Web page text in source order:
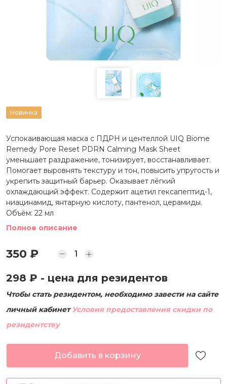
Новинка
Успокаивающая маска с ПДРН и центеллой UIQ Biome
Remedy Pore Reset PDRN Calming Mask Sheet
уменьшает раздражение, тонизирует, восстанавливает.
Помогает выровнять текстуру и тон, повысить упругость и
укрепить защитный барьер. Оказывает лёгкий
охлаждающий эффект. Содержит ацетил гексапептид-1,
ниацинамид, янтарную кислоту, пантенол, церамиды.
Объём: 22 мл
Полное описание
350 ₽
298 ₽ - цена для резидентов
Чтобы стать резидентом, необходимо завести на сайте
личный кабинетУсловия предоставления скидки по
резидентству
Добавить в корзину